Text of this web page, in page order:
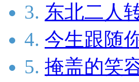
3. 东北二人
4. 今生跟随
5. 掩盖的笑